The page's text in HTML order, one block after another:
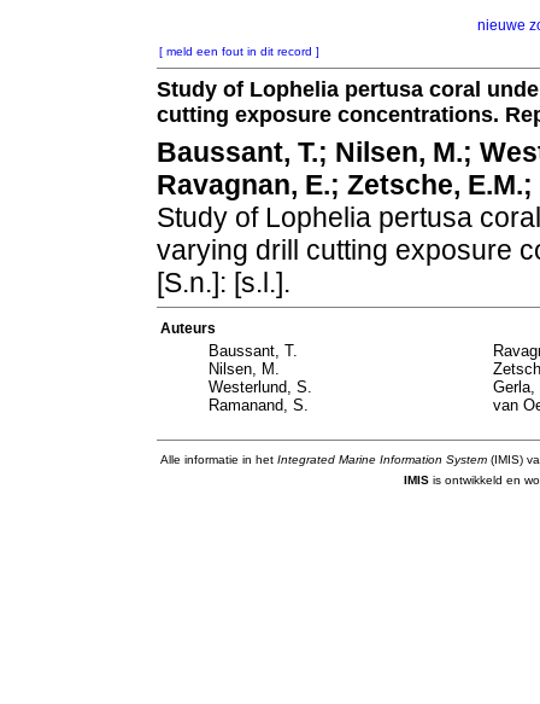
nieuwe
[ meld een fout in dit record ]
Study of Lophelia pertusa coral
cutting exposure concentrations.
Baussant, T.; Nilsen, M.;
Ravagnan, E.; Zetsche,
Study of Lophelia pertusa
varying drill cutting exposure
[S.n.]: [s.l.].
Auteurs
Baussant, T.
Nilsen, M.
Westerlund, S.
Ramanand, S.
Gerla,
van
Alle informatie in het Integrated Marine Information System (IMIS)
IMIS is ontwikkeld en